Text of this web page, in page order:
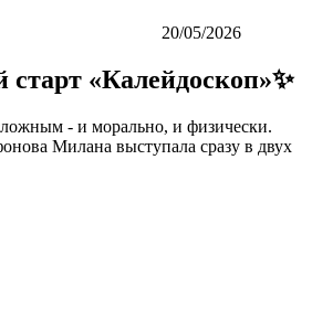
20/05/2026
старт «Калейдоскоп»✨
- и морально, и физически.
Милана выступала сразу в двух